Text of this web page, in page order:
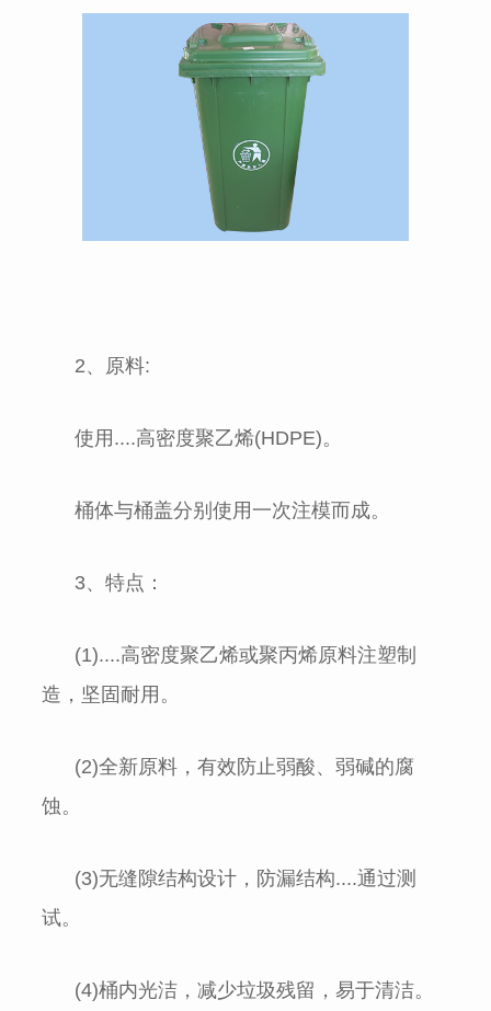
2、原料:
使用....高密度聚乙烯(HDPE)。
桶体与桶盖分别使用一次注模而成。
3、特点：
(1)....高密度聚乙烯或聚丙烯原料注塑制
造，坚固耐用。
(2)全新原料，有效防止弱酸、弱碱的腐
蚀。
(3)无缝隙结构设计，防漏结构....通过测
试。
(4)桶内光洁，减少垃圾残留，易于清洁。